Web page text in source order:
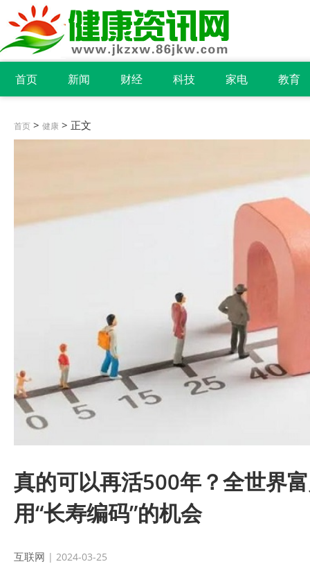
首页 新闻 财经 科技 家电 教育
首页 > 健康 > 正文
真的可以再活500年？全世界
用“长寿编码”的机会
互联网 | 2024-03-25